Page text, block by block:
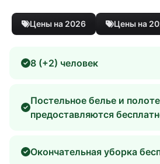
Цены на 2026 Цены на
8 (+2) человек
Постельное белье и
предоставляются
Окончательная уборка